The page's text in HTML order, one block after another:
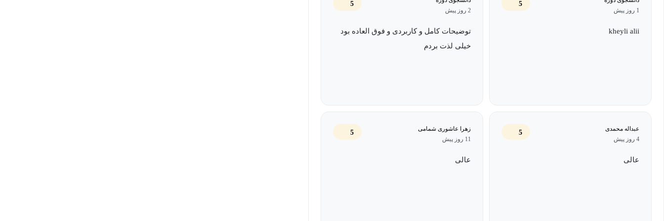
1 روز پیش
5
kheyli alii
2 روز پیش
5
توضیحات کامل و کاربردی و فوق العاده بود
خیلی لذت بردم
عبداله محمدی
4 روز پیش
5
عالی
زهرا عاشوری شمامی
11 روز پیش
5
عالی